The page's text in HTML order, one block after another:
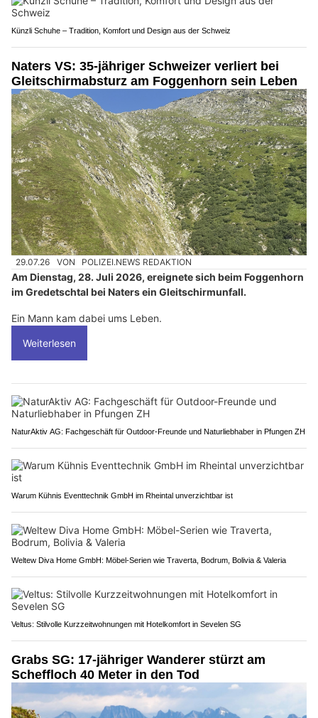
Künzli Schuhe – Tradition, Komfort und Design aus der Schweiz
Naters VS: 35-jähriger Schweizer verliert bei
Gleitschirmabsturz am Foggenhorn sein Leben
29.07.26 VON POLIZEI.NEWS REDAKTION
Am Dienstag, 28. Juli 2026, ereignete sich beim Foggenhorn
im Gredetschtal bei Naters ein Gleitschirmunfall.
Ein Mann kam dabei ums Leben.
Weiterlesen
NaturAktiv AG: Fachgeschäft für Outdoor-Freunde und Naturliebhaber in Pfungen ZH
Warum Kühnis Eventtechnik GmbH im Rheintal unverzichtbar ist
Weltew Diva Home GmbH: Möbel-Serien wie Traverta, Bodrum, Bolivia & Valeria
Veltus: Stilvolle Kurzzeitwohnungen mit Hotelkomfort in Sevelen SG
Grabs SG: 17-jähriger Wanderer stürzt am
Scheffloch 40 Meter in den Tod